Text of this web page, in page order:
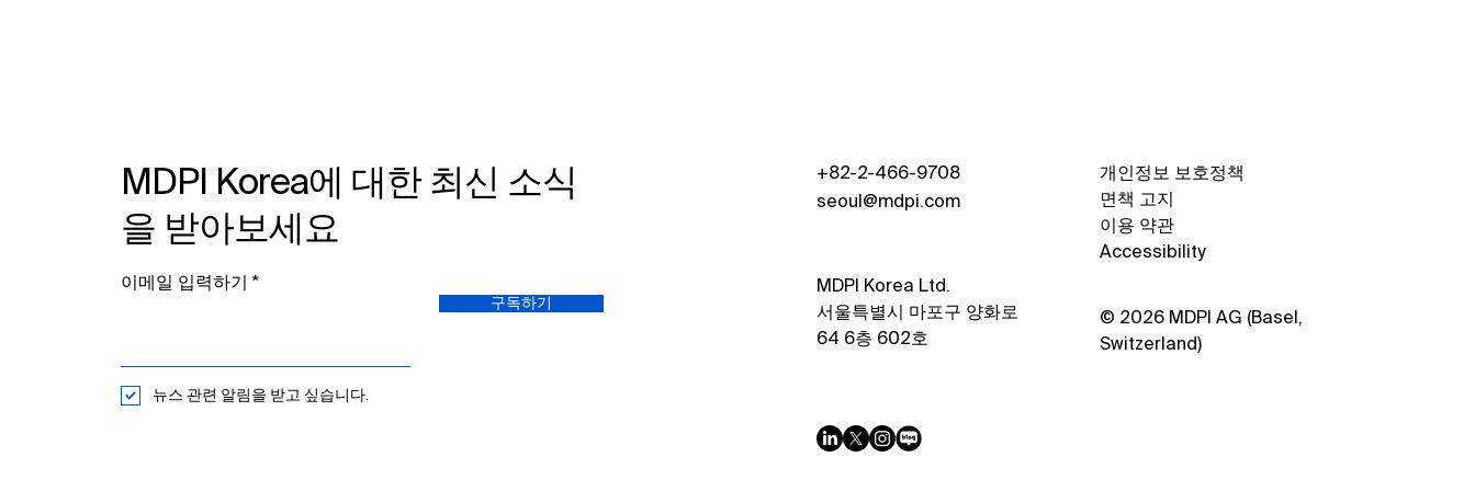
MDPI Korea에 대한 최신 소식
을 받아보세요
이메일 입력하기​
구독하기
뉴스 관련 알림을 받고 싶습니다.
+82-2-466-9708
seoul@mdpi.com
MDPI Korea Ltd.​
서울특별시 마포구 양화로
64 6층 602호
개인정보 보호정책
면책 고지
이용 약관
Accessibility
© 2026 MDPI AG (Basel,
Switzerland)